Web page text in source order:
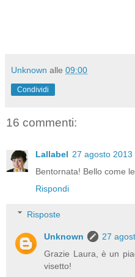
Unknown alle 09:00
Condividi
16 commenti:
Lallabel 27 agosto
Bentornata! Bello come
Rispondi
Risposte
Unknown
27
Grazie Laura, è un
visetto!